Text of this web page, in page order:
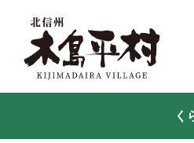
く